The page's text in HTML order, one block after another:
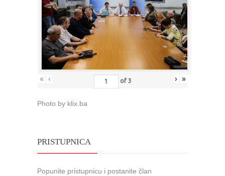
« ‹ of 3 › »
Photo by klix.ba
PRISTUPNICA
Popunite pristupnicu i postanite član